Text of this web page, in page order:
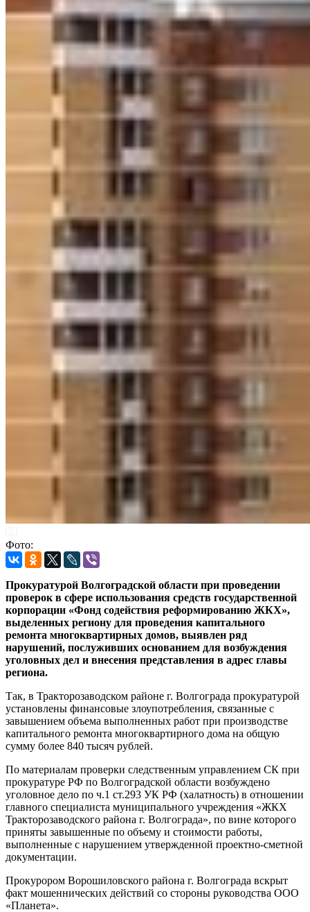
Фото:
Прокуратурой Волгоградской области при проведении
проверок в сфере использования средств государственной
корпорации «Фонд содействия реформированию ЖКХ»,
выделенных региону для проведения капитального
ремонта многоквартирных домов, выявлен ряд
нарушений, послуживших основанием для возбуждения
уголовных дел и внесения представления в адрес главы
региона.
Так, в Тракторозаводском районе г. Волгограда прокуратурой
установлены финансовые злоупотребления, связанные с
завышением объема выполненных работ при производстве
капитального ремонта многоквартирного дома на общую
сумму более 840 тысяч рублей.
По материалам проверки следственным управлением СК при
прокуратуре РФ по Волгоградской области возбуждено
уголовное дело по ч.1 ст.293 УК РФ (халатность) в отношении
главного специалиста муниципального учреждения «ЖКХ
Тракторозаводского района г. Волгограда», по вине которого
приняты завышенные по объему и стоимости работы,
выполненные с нарушением утвержденной проектно-сметной
документации.
Прокурором Ворошиловского района г. Волгограда вскрыт
факт мошеннических действий со стороны руководства ООО
«Планета».